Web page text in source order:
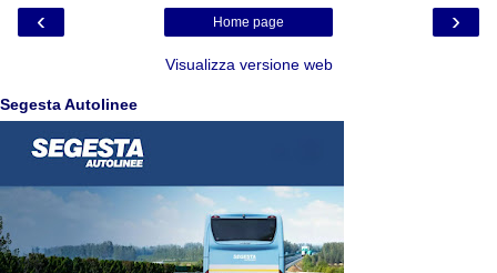
‹ ›
Home page
Visualizza versione web
Segesta Autolinee